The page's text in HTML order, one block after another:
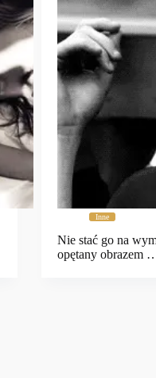
Inne
Nie stać go na
opętany obrazem